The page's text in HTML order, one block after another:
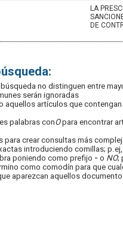
LA
DE
no distinguen entre
serán ignoradas
aquellos artículos que contengan
palabras conOpara encontrar
para crear consultas más
introduciendo comillas;
poniendo como prefijo - o NO;
como comodín para que
aparezcan aquellos